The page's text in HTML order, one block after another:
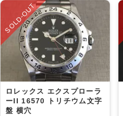
SOLD-OUT
ロレックス エクスプローラ
ーII 16570 トリチウム文字
盤 横穴